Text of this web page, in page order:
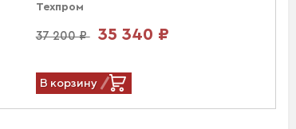
Техпром
37 200 ₽ 35 340 ₽
В корзину